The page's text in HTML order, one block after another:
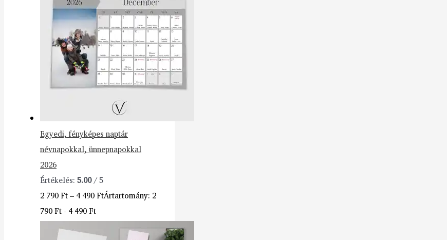
Egyedi, fényképes naptár
névnapokkal, ünnepnapokkal
2026
Értékelés: 5.00/ 5
2 790Ft– 4 490FtÁrtartomány: 2
790 Ft - 4 490 Ft